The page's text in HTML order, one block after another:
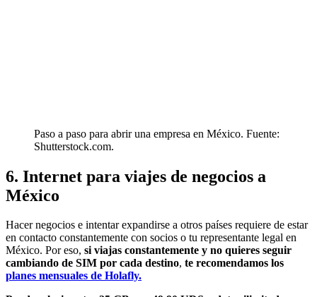
Paso a paso para abrir una empresa en México. Fuente:
Shutterstock.com.
6. Internet para viajes de negocios a
México
Hacer negocios e intentar expandirse a otros países requiere de estar
en contacto constantemente con socios o tu representante legal en
México. Por eso, si viajas constantemente y no quieres seguir
cambiando de SIM por cada destino, te recomendamos los
planes mensuales de Holafly.